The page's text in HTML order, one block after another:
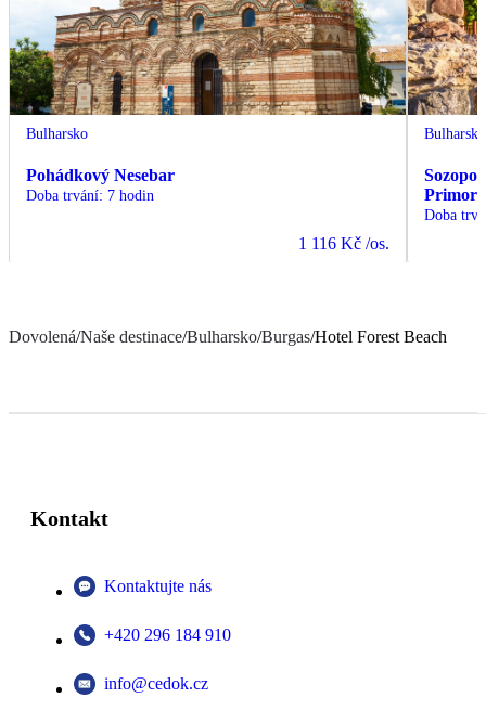
Bulharsko
Pohádkový Nesebar
Doba trvání: 7 hodin
1 116 Kč /os.
Bulharsko
Doba
Dovolená/Naše destinace/Bulharsko/Burgas/Hotel Forest Beach
Kontakt
Kontaktujte nás
+420 296 184 910
info@cedok.cz